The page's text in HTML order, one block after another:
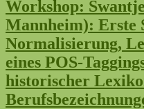
Workshop:
Mannheim): Erste
Normalisierung,
eines POS-
historischer